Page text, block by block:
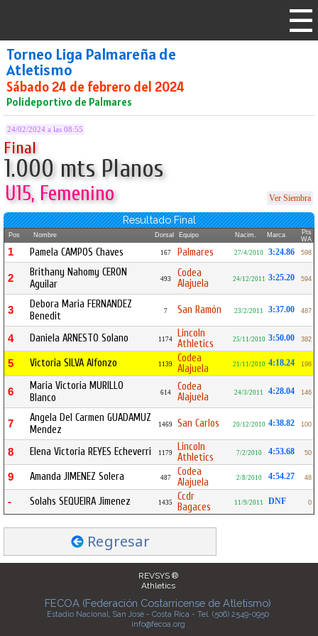
Torneo Liga Palmareña de
Atletismo
Sábado 24 de febrero del 2024
Polideportivo de Palmares
24/02/2024 a las 08:55
Final
1.000 mts Planos
U15, Femenino Ver Siembra
Resultado Final
Pos Nombre Dorsal Equipo Nacim. Marca
Pts
WA
1 Pamela CAMPOS Chaves 167 Palmares 27/4/2010 3:24.86 598
2
Brithany Nahomy CERON
Aguilar
493
Codea
Alajuela
24/12/2011 3:25.20 594
3
Debora Maria FERNANDEZ
Benedit
7 San Ramón 23/2/2011 3:37.00 487
4 Daniela ARNESTO Solano 1174
Lincoln
Athletics
25/11/2010 3:50.00 382
5 Victoria SILVA Alfonzo 1139
Codea
Alajuela
21/11/2010 4:18.24 196
6
Maria Victoria MURILLO
Blanco
614
Codea
Alajuela
24/3/2011 4:28.04 146
7
Angela Del Carmen GUADAMUZ
Mendez
1469 San Carlos 20/12/2010 4:38.82 100
8 Elena Victoria REYES Echeverri 1179
Lincoln
Athletics
7/2/2010 4:53.68 50
9 Amanda JIMENEZ Solera 487
Codea
Alajuela
2/8/2010 4:54.27 48
- Solahs SEQUEIRA Jimenez 1435
Ccdr
Bagaces
11/9/2011 DNF 0
Regresar
REVSYS ®
Athletics
FECOA (Federación Costarricense de Atletismo)
Estadio Nacional, San José - Costa Rica - Tel. (506) 2549-0950
info@fecoa.org